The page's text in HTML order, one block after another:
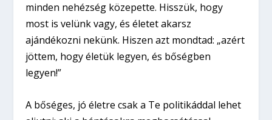
minden nehézség közepette. Hisszük, hogy
most is velünk vagy, és életet akarsz
ajándékozni nekünk. Hiszen azt mondtad: „azért
jöttem, hogy életük legyen, és bőségben
legyen!”
A bőséges, jó életre csak a Te politikáddal lehet